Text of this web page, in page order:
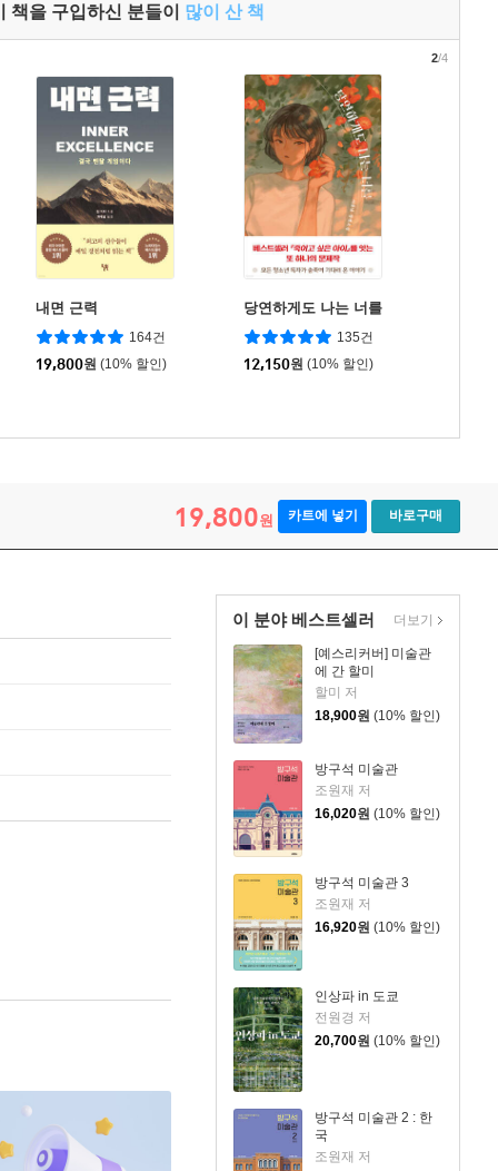
책을 구입하신 분들이 많이 산 책
내면 근력
164건
19,800원 (10% 할인)
당연하게도 나는 너를
135건
12,150원 (10% 할인)
2/4
19,800원 카트에 넣기 바로구매
이 분야 베스트셀러
[예스리커버] 미술관
에 간 할미
할미 저
18,900원 (10% 할인)
방구석 미술관
조원재 저
16,020원 (10% 할인)
방구석 미술관 3
조원재 저
16,920원 (10% 할인)
인상파 in 도쿄
전원경 저
20,700원 (10% 할인)
방구석 미술관 2 : 한
국
조원재 저
더보기